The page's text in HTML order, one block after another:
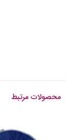
محصولات مرتبط